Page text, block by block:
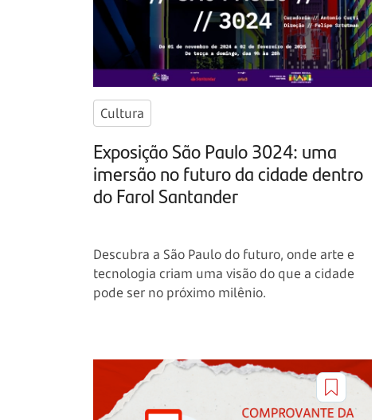
Cultura
Exposição São Paulo 3024: uma
imersão no futuro da cidade dentro
do Farol Santander
Descubra a São Paulo do futuro, onde arte e
tecnologia criam uma visão do que a cidade
pode ser no próximo milênio.